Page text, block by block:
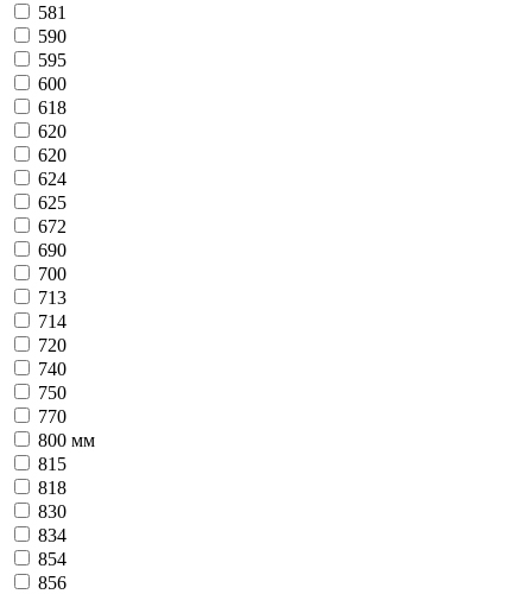
581
590
595
600
618
620
620
624
625
672
690
700
713
714
720
740
750
770
800 мм
815
818
830
834
854
856